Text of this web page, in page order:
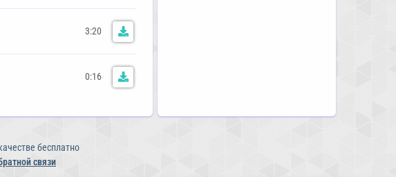
3:20
0:16
бесплатно
связи